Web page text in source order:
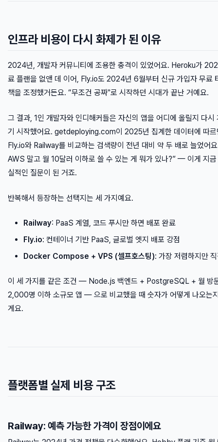
인프라 비용이 다시 화제가 된 이유
2024년, 개발자 커뮤니티에 조용한 충격이 있었어요. Heroku가
료 플랜을 없앤 데 이어, Fly.io도 2024년 6월부터 신규 가입자 무료
책을 조정했거든요. “무조건 공짜"로 시작하던 시대가 끝난 거예요.
그 결과, 1인 개발자와 인디해커들은 자신의 앱을 어디에 올릴지 다시
기 시작했어요. getdeploying.com이 2025년 집계한 데이터에 따르
Fly.io와 Railway를 비교하는 검색량이 전년 대비 약 두 배로 늘었어
AWS 말고 월 10달러 이하로 쓸 수 있는 게 뭐가 있나?” — 이게 지금
실적인 질문이 된 거죠.
반복해서 등장하는 선택지는 세 가지예요.
Railway: PaaS 계열, 코드 푸시만 하면 배포 완료
Fly.io: 컨테이너 기반 PaaS, 글로벌 엣지 배포 강점
Docker Compose + VPS (셀프호스팅): 가장 저렴하지만
이 세 가지를 같은 조건 — Node.js 백엔드 + PostgreSQL + 월 방
2,000명 이하 소규모 앱 — 으로 비교했을 때 숫자가 어떻게 나오는
게요.
플랫폼별 실제 비용 구조
Railway: 예측 가능한 가격이 장점이에요